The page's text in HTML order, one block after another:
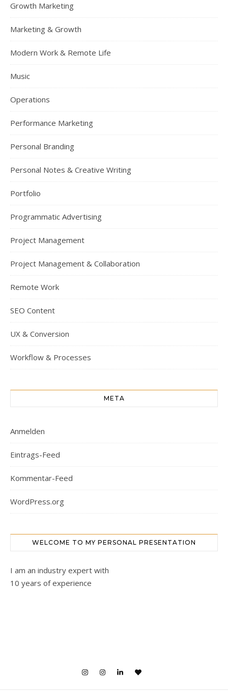
Growth Marketing
Marketing & Growth
Modern Work & Remote Life
Music
Operations
Performance Marketing
Personal Branding
Personal Notes & Creative Writing
Portfolio
Programmatic Advertising
Project Management
Project Management & Collaboration
Remote Work
SEO Content
UX & Conversion
Workflow & Processes
META
Anmelden
Eintrags-Feed
Kommentar-Feed
WordPress.org
WELCOME TO MY PERSONAL PRESENTATION
I am an industry expert with
10 years of experience